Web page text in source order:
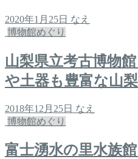
2020年1月25日 なえ
博物館めぐり
山梨県立考古博物
や土器も豊富な山
2018年12月25日 なえ
博物館めぐり
富士湧水の里水族館